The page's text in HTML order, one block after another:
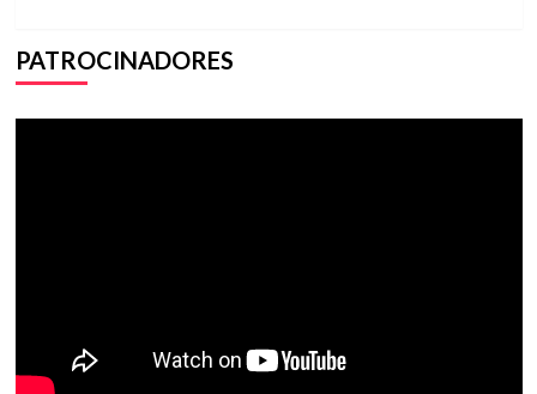
PATROCINADORES